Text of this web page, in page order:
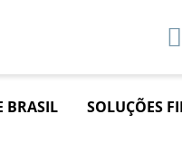
BRASIL SOLUÇÕES